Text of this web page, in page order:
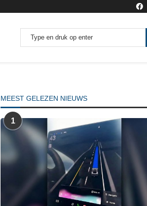
MEEST GELEZEN NIEUWS
1